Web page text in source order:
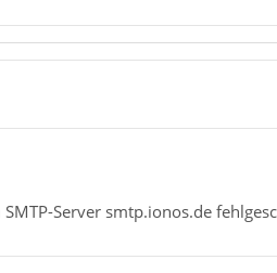
Server smtp.ionos.de